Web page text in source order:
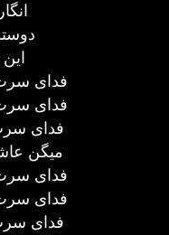
این
فدای
فدای
فدای
میگن
فدای
فدای
فدای